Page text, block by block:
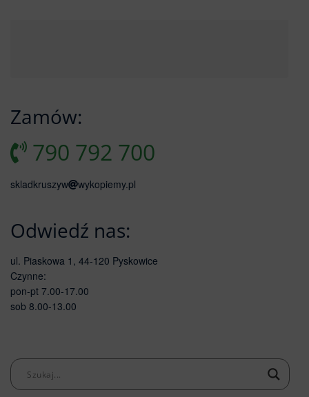
Zamów:
790 792 700
skladkruszyw wykopiemy.pl
Odwiedź nas:
ul. Piaskowa 1, 44-120 Pyskowice
Czynne:
pon-pt 7.00-17.00
sob 8.00-13.00